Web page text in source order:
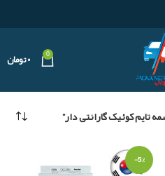
0 ۰تومان
کوئیک گارانتی دار”
-5%